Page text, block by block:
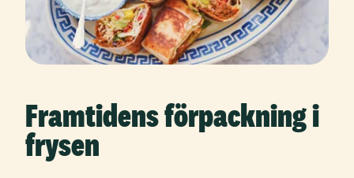
Framtidens förpackning i
frysen